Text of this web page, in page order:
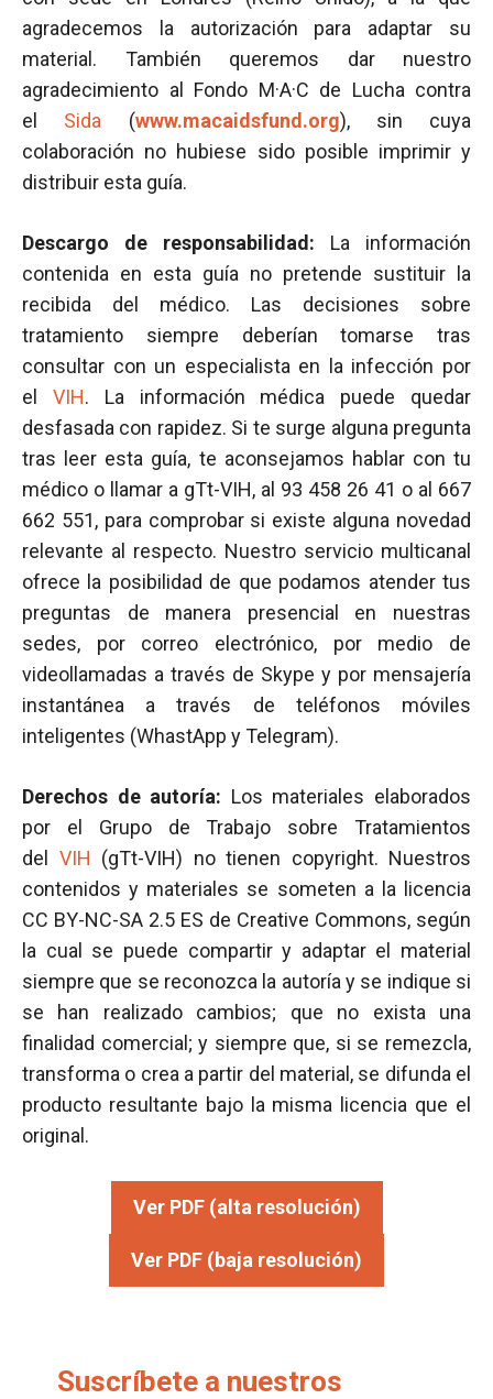
agradecemos la autorización para adaptar su
material. También queremos dar nuestro
agradecimiento al Fondo M·A·C de Lucha contra
el Sida (www.macaidsfund.org), sin cuya
colaboración no hubiese sido posible imprimir y
distribuir esta guía.
Descargo de responsabilidad: La información
contenida en esta guía no pretende sustituir la
recibida del médico. Las decisiones sobre
tratamiento siempre deberían tomarse tras
consultar con un especialista en la infección por
el VIH. La información médica puede quedar
desfasada con rapidez. Si te surge alguna pregunta
tras leer esta guía, te aconsejamos hablar con tu
médico o llamar a gTt-VIH, al 93 458 26 41 o al 667
662 551, para comprobar si existe alguna novedad
relevante al respecto. Nuestro servicio multicanal
ofrece la posibilidad de que podamos atender tus
preguntas de manera presencial en nuestras
sedes, por correo electrónico, por medio de
videollamadas a través de Skype y por mensajería
instantánea a través de teléfonos móviles
inteligentes (WhastApp y Telegram).
Derechos de autoría: Los materiales elaborados
por el Grupo de Trabajo sobre Tratamientos
del VIH (gTt-VIH) no tienen copyright. Nuestros
contenidos y materiales se someten a la licencia
CC BY-NC-SA 2.5 ES de Creative Commons, según
la cual se puede compartir y adaptar el material
siempre que se reconozca la autoría y se indique si
se han realizado cambios; que no exista una
finalidad comercial; y siempre que, si se remezcla,
transforma o crea a partir del material, se difunda el
producto resultante bajo la misma licencia que el
original.
Ver PDF (alta resolución)
Ver PDF (baja resolución)
Suscríbete a nuestros